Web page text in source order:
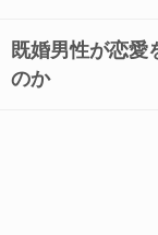
既婚男性が恋愛
のか